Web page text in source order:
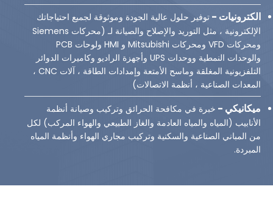
الكترونيات - توفير حلول عالية الجودة وموثوقة لجميع احتياجاتك
الإلكترونية ، مثل التوريد والإصلاح والصيانة لـ (محركات Siemens
ومحركات VFD ومحركات Mitsubishi و HMI ولوحات PCB
والوحدات النمطية ووحدات UPS وأجهزة الراديو وكاميرات الدوائر
التلفزيونية المغلقة وماسح الأمتعة وإمدادات الطاقة ، آلات CNC ،
المعدات الصناعية ، أنظمة الاتصالات)
ميكانيكي - خبرة في مكافحة الحرائق وتركيب وصيانة أنظمة
الأنابيب (المياه والمياه العادمة والغاز الطبيعي والهواء المركب) لكل
من المباني الصناعية والسكنية وتركيب مجاري الهواء وأنظمة المياه
المبردة.